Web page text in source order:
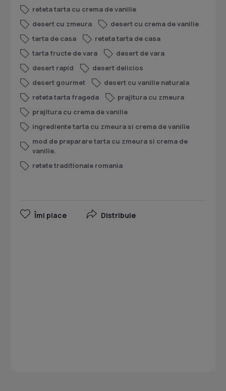
reteta tarta cu crema de vanilie
desert cu zmeura
desert cu crema de vanilie
tarta de casa
reteta tarta de casa
tarta fructe de vara
desert de vara
desert rapid
desert delicios
desert gourmet
desert cu vanilie naturala
reteta tarta frageda
prajitura cu zmeura
prajitura cu crema de vanilie
ingrediente tarta cu zmeura si crema de vanilie
mod de preparare tarta cu zmeura si crema de
vanilie.
retete traditionale romania
Îmi place Distribuie